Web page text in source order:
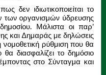
δεν ιδιωτικοποιείται το
των οργανισμών ύδρευσης
Μάλιστα οι παρ’
και Δημαράς με δηλώσεις
ρύθμιση που θα
θα διασφαλίζει το δημόσιο
στο Σύνταγμα και